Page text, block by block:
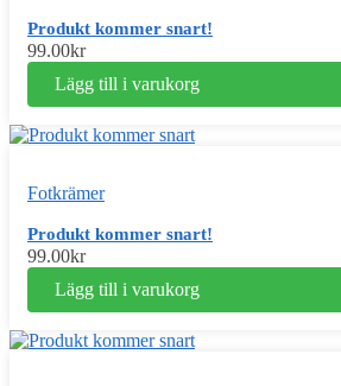
Produkt kommer snart!
99.00kr
Lägg till i varukorg
Fotkrämer
Produkt kommer snart!
99.00kr
Lägg till i varukorg